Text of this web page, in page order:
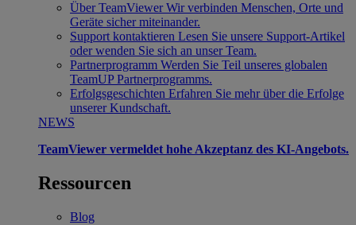
Über TeamViewer Wir verbinden Menschen, Orte und
Geräte sicher miteinander.
Support kontaktieren Lesen Sie unsere Support-Artikel
oder wenden Sie sich an unser Team.
Partnerprogramm Werden Sie Teil unseres globalen
TeamUP Partnerprogramms.
Erfolgsgeschichten Erfahren Sie mehr über die Erfolge
unserer Kundschaft.
NEWS
TeamViewer vermeldet hohe Akzeptanz des KI-Angebots.
Ressourcen
Blog